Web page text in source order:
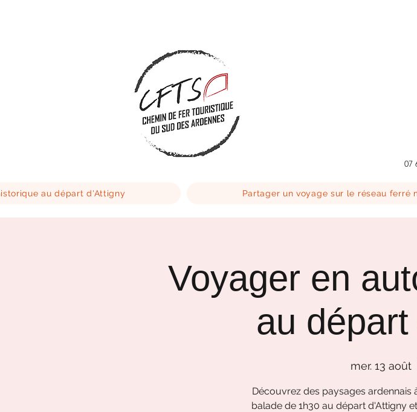
07
au départ d'Attigny Partager un voyage sur le réseau ferré
Voyager en
au
mer. 13 août
Découvrez des paysages
balade de 1h30 au départ d'Attigny